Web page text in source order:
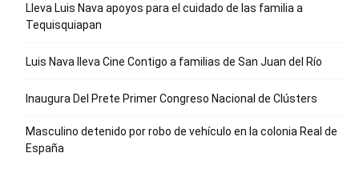
Lleva Luis Nava apoyos para el cuidado de las familia a
Tequisquiapan
Luis Nava lleva Cine Contigo a familias de San Juan del Río
Inaugura Del Prete Primer Congreso Nacional de Clústers
Masculino detenido por robo de vehículo en la colonia Real de
España